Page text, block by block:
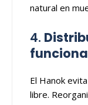
natural en
4.
El Hanok
libre.